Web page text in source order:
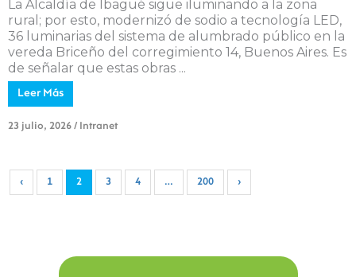
La Alcaldía de Ibagué sigue iluminando a la zona
rural; por esto, modernizó de sodio a tecnología LED,
36 luminarias del sistema de alumbrado público en la
vereda Briceño del corregimiento 14, Buenos Aires. Es
de señalar que estas obras ...
Leer Más
23 julio, 2026 / Intranet
‹ 1 2 3 4 … 200 ›